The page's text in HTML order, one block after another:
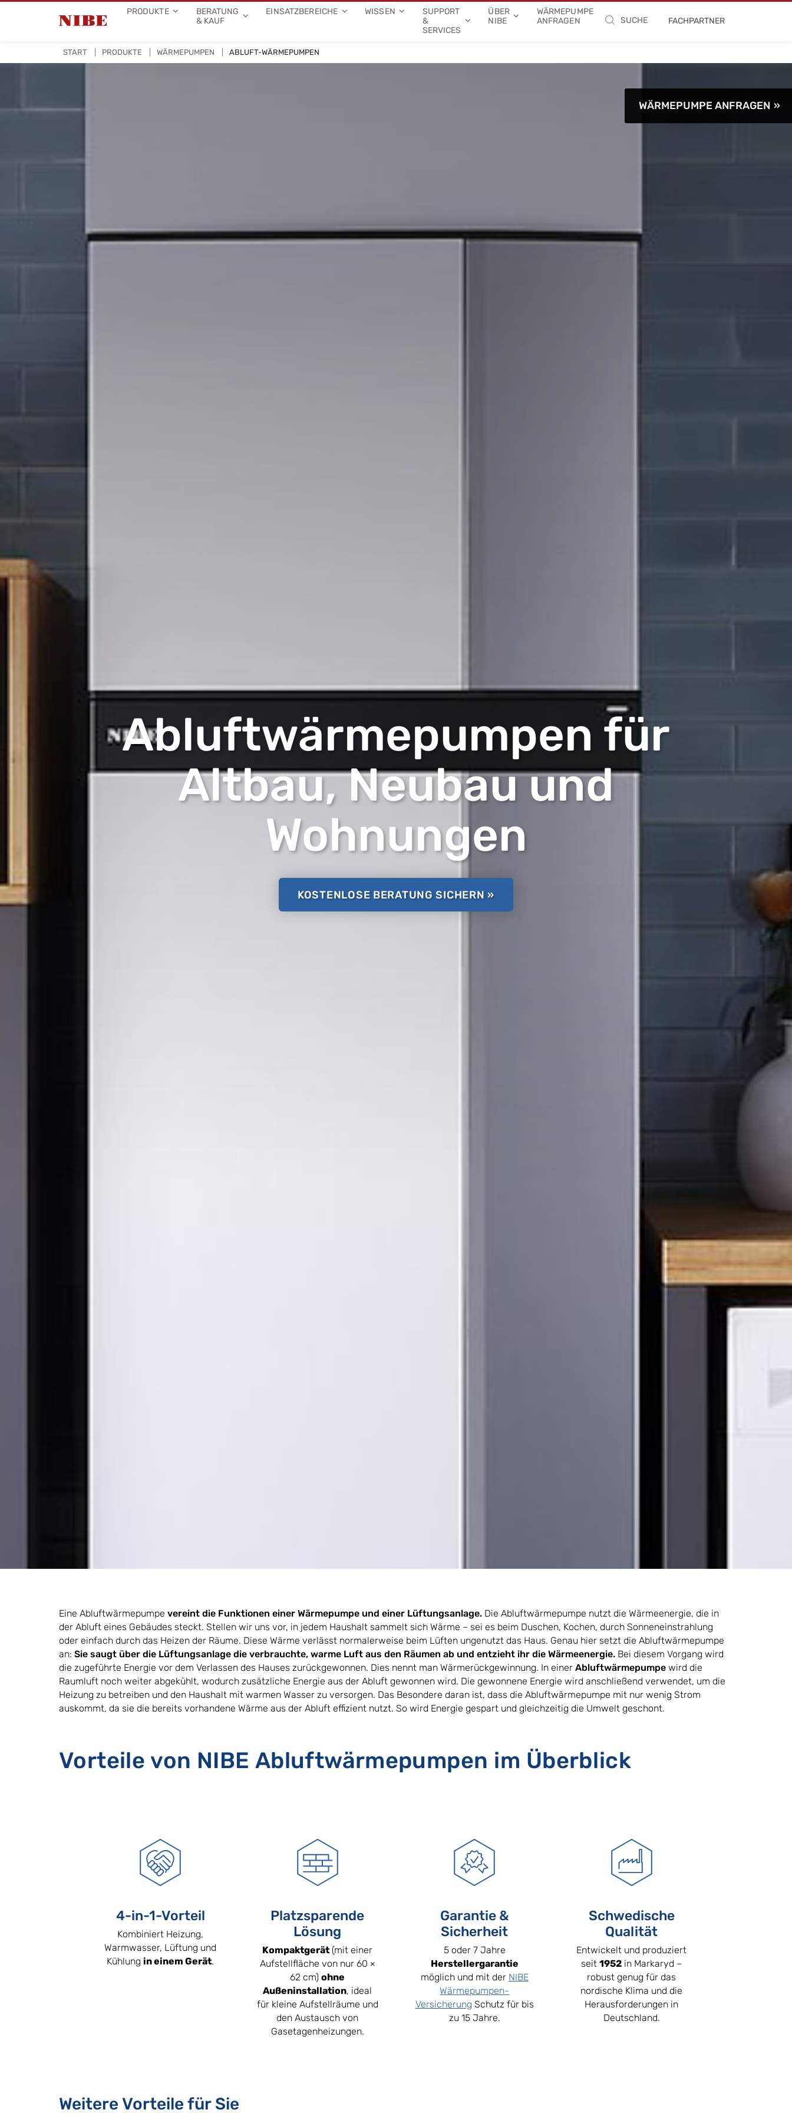
PRODUKTE
BERATUNG
& KAUF
EINSATZBEREICHE WISSEN
SUPPORT
&
SERVICES
ÜBER
NIBE
WÄRMEPUMPE
ANFRAGEN
SUCHE FACHPARTNER
START PRODUKTE WÄRMEPUMPEN ABLUFT-WÄRMEPUMPEN
WÄRMEPUMPE ANFRAGEN
Abluftwärmepumpen für
Altbau, Neubau und
Wohnungen
KOSTENLOSE BERATUNG SICHERN »
Eine Abluftwärmepumpe vereint die Funktionen einer Wärmepumpe und einer Lüftungsanlage. Die Abluftwärmepumpe nutzt die Wärmeenergie, die in
der Abluft eines Gebäudes steckt. Stellen wir uns vor, in jedem Haushalt sammelt sich Wärme – sei es beim Duschen, Kochen, durch Sonneneinstrahlung
oder einfach durch das Heizen der Räume. Diese Wärme verlässt normalerweise beim Lüften ungenutzt das Haus. Genau hier setzt die Abluftwärmepumpe
an: Sie saugt über die Lüftungsanlage die verbrauchte, warme Luft aus den Räumen ab und entzieht ihr die Wärmeenergie. Bei diesem Vorgang wird
die zugeführte Energie vor dem Verlassen des Hauses zurückgewonnen. Dies nennt man Wärmerückgewinnung. In einer Abluftwärmepumpe wird die
Raumluft noch weiter abgekühlt, wodurch zusätzliche Energie aus der Abluft gewonnen wird. Die gewonnene Energie wird anschließend verwendet, um die
Heizung zu betreiben und den Haushalt mit warmen Wasser zu versorgen. Das Besondere daran ist, dass die Abluftwärmepumpe mit nur wenig Strom
auskommt, da sie die bereits vorhandene Wärme aus der Abluft effizient nutzt. So wird Energie gespart und gleichzeitig die Umwelt geschont.
Vorteile von NIBE Abluftwärmepumpen im Überblick
4-in-1-Vorteil
Kombiniert Heizung,
Warmwasser, Lüftung und
Kühlung in einem Gerät.
Platzsparende
Lösung
Kompaktgerät (mit einer
Aufstellfläche von nur 60 ×
62 cm)ohne
Außeninstallation, ideal
für kleine Aufstellräume und
den Austausch von
Gasetagenheizungen.
Garantie &
Sicherheit
5 oder 7 Jahre
Herstellergarantie
möglich und mit der NIBE
Wärmepumpen-
Versicherung Schutz für bis
zu 15 Jahre.
Schwedische
Qualität
Entwickelt und produziert
seit1952 in Markaryd –
robust genug für das
nordische Klima und die
Herausforderungen in
Deutschland.
Weitere Vorteile für Sie